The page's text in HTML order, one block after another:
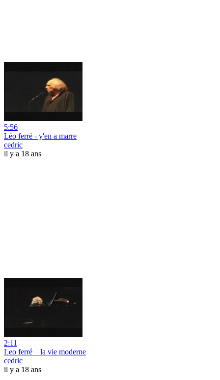
5:56
Léo ferré - y'en a marre
cedric
il y a 18 ans
2:11
Leo ferré _ la vie moderne
cedric
il y a 18 ans